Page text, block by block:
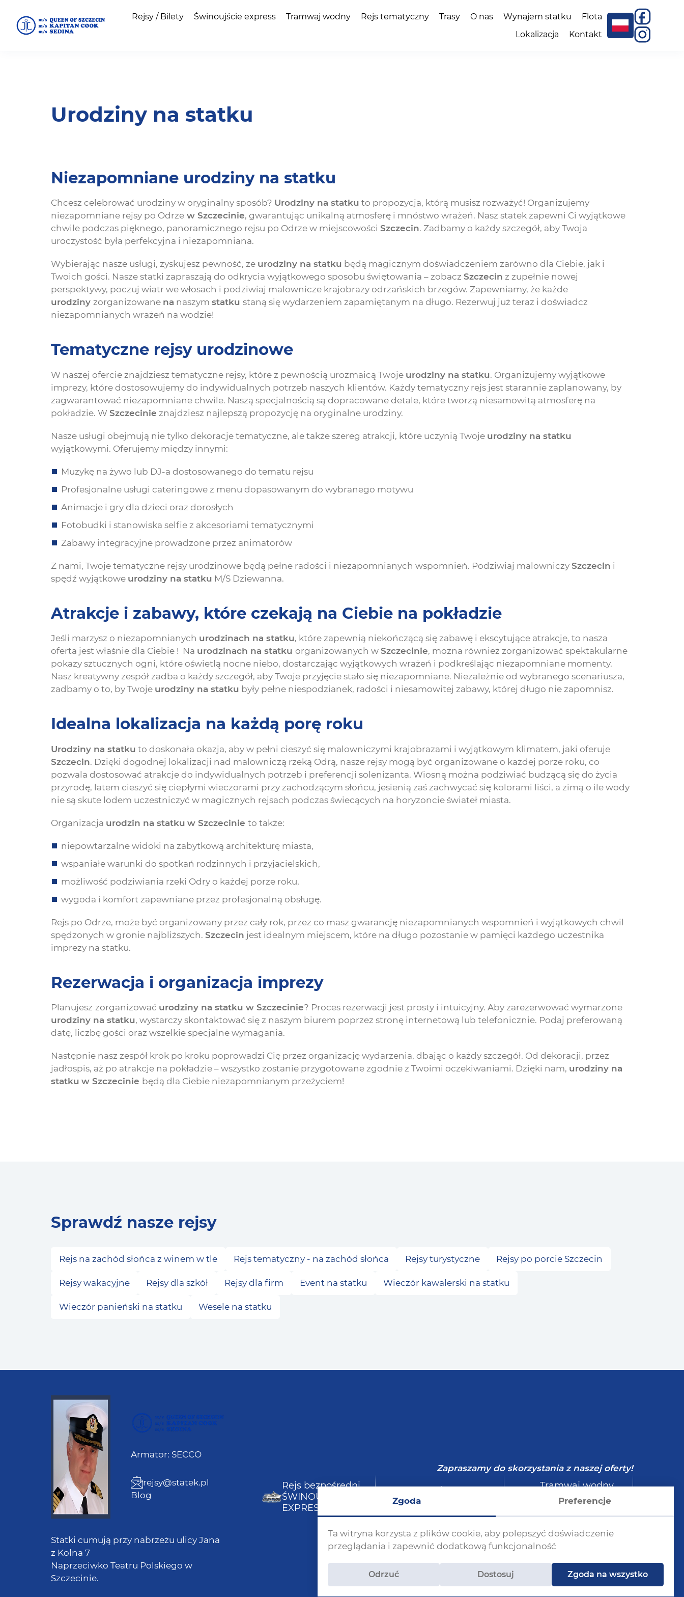
Rejsy / Bilety Świnoujście express Tramwaj wodny Rejs tematyczny Trasy O nas Wynajem statku
Flota
Lokalizacja
Kontakt
Urodziny na statku
Niezapomniane urodziny na statku
Chcesz celebrować urodziny w oryginalny sposób? Urodziny na statku to propozycja, którą musisz rozważyć! Organizujemy
niezapomniane rejsy po Odrze w Szczecinie, gwarantując unikalną atmosferę i mnóstwo wrażeń. Nasz statek zapewni Ci wyjątkowe
chwile podczas pięknego, panoramicznego rejsu po Odrze w miejscowości Szczecin. Zadbamy o każdy szczegół, aby Twoja
uroczystość była perfekcyjna i niezapomniana.
Wybierając nasze usługi, zyskujesz pewność, że urodziny na statku będą magicznym doświadczeniem zarówno dla Ciebie, jak i
Twoich gości. Nasze statki zapraszają do odkrycia wyjątkowego sposobu świętowania – zobacz Szczecin z zupełnie nowej
perspektywy, poczuj wiatr we włosach i podziwiaj malownicze krajobrazy odrzańskich brzegów. Zapewniamy, że każde
urodziny zorganizowane na naszym statku staną się wydarzeniem zapamiętanym na długo. Rezerwuj już teraz i doświadcz
niezapomnianych wrażeń na wodzie!
Tematyczne rejsy urodzinowe
W naszej ofercie znajdziesz tematyczne rejsy, które z pewnością urozmaicą Twoje urodziny na statku. Organizujemy wyjątkowe
imprezy, które dostosowujemy do indywidualnych potrzeb naszych klientów. Każdy tematyczny rejs jest starannie zaplanowany, by
zagwarantować niezapomniane chwile. Naszą specjalnością są dopracowane detale, które tworzą niesamowitą atmosferę na
pokładzie. W Szczecinie znajdziesz najlepszą propozycję na oryginalne urodziny.
Nasze usługi obejmują nie tylko dekoracje tematyczne, ale także szereg atrakcji, które uczynią Twoje urodziny na statku
wyjątkowymi. Oferujemy między innymi:
Muzykę na żywo lub DJ-a dostosowanego do tematu rejsu
Profesjonalne usługi cateringowe z menu dopasowanym do wybranego motywu
Animacje i gry dla dzieci oraz dorosłych
Fotobudki i stanowiska selfie z akcesoriami tematycznymi
Zabawy integracyjne prowadzone przez animatorów
Z nami, Twoje tematyczne rejsy urodzinowe będą pełne radości i niezapomnianych wspomnień. Podziwiaj malowniczy Szczecin i
spędź wyjątkowe urodziny na statku M/S Dziewanna.
Atrakcje i zabawy, które czekają na Ciebie na pokładzie
Jeśli marzysz o niezapomnianych urodzinach na statku, które zapewnią niekończącą się zabawę i ekscytujące atrakcje, to nasza
oferta jest właśnie dla Ciebie ! Na urodzinach na statku organizowanych w Szczecinie, można również zorganizować spektakularne
pokazy sztucznych ogni, które oświetlą nocne niebo, dostarczając wyjątkowych wrażeń i podkreślając niezapomniane momenty.
Nasz kreatywny zespół zadba o każdy szczegół, aby Twoje przyjęcie stało się niezapomniane. Niezależnie od wybranego scenariusza,
zadbamy o to, by Twoje urodziny na statku były pełne niespodzianek, radości i niesamowitej zabawy, której długo nie zapomnisz.
Idealna lokalizacja na każdą porę roku
Urodziny na statku to doskonała okazja, aby w pełni cieszyć się malowniczymi krajobrazami i wyjątkowym klimatem, jaki oferuje
Szczecin. Dzięki dogodnej lokalizacji nad malowniczą rzeką Odrą, nasze rejsy mogą być organizowane o każdej porze roku, co
pozwala dostosować atrakcje do indywidualnych potrzeb i preferencji solenizanta. Wiosną można podziwiać budzącą się do życia
przyrodę, latem cieszyć się ciepłymi wieczorami przy zachodzącym słońcu, jesienią zaś zachwycać się kolorami liści, a zimą o ile wody
nie są skute lodem uczestniczyć w magicznych rejsach podczas świecących na horyzoncie świateł miasta.
Organizacja urodzin na statku w Szczecinie to także:
niepowtarzalne widoki na zabytkową architekturę miasta,
wspaniałe warunki do spotkań rodzinnych i przyjacielskich,
możliwość podziwiania rzeki Odry o każdej porze roku,
wygoda i komfort zapewniane przez profesjonalną obsługę.
Rejs po Odrze, może być organizowany przez cały rok, przez co masz gwarancję niezapomnianych wspomnień i wyjątkowych chwil
spędzonych w gronie najbliższych. Szczecin jest idealnym miejscem, które na długo pozostanie w pamięci każdego uczestnika
imprezy na statku.
Rezerwacja i organizacja imprezy
Planujesz zorganizować urodziny na statku w Szczecinie? Proces rezerwacji jest prosty i intuicyjny. Aby zarezerwować wymarzone
urodziny na statku, wystarczy skontaktować się z naszym biurem poprzez stronę internetową lub telefonicznie. Podaj preferowaną
datę, liczbę gości oraz wszelkie specjalne wymagania.
Następnie nasz zespół krok po kroku poprowadzi Cię przez organizację wydarzenia, dbając o każdy szczegół. Od dekoracji, przez
jadłospis, aż po atrakcje na pokładzie – wszystko zostanie przygotowane zgodnie z Twoimi oczekiwaniami. Dzięki nam, urodziny na
statku w Szczecinie będą dla Ciebie niezapomnianym przeżyciem!
Sprawdź nasze rejsy
Rejs na zachód słońca z winem w tle Rejs tematyczny - na zachód słońca Rejsy turystyczne Rejsy po porcie Szczecin
Rejsy wakacyjne Rejsy dla szkół Rejsy dla firm Event na statku Wieczór kawalerski na statku
Wieczór panieński na statku Wesele na statku
Armator: SECCO
rejsy@statek.pl
Blog
Statki cumują przy nabrzeżu ulicy Jana
z Kolna 7
Naprzeciwko Teatru Polskiego w
Szczecinie.
Zapraszamy do skorzystania z naszej oferty!
Rejs bezpośredni
ŚWINOUJŚCIE
EXPRESS
za Szczecina
Tramwaj wodny
Szczecin -
Zgoda Preferencje
Ta witryna korzysta z plików cookie, aby polepszyć doświadczenie
przeglądania i zapewnić dodatkową funkcjonalność
Odrzuć Dostosuj Zgoda na wszystko